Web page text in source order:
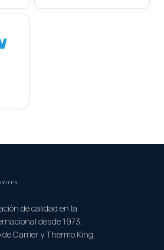
de calidad en la
desde 1973.
Carrier y Thermo King.